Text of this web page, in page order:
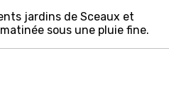
jardins de Sceaux et
sous une pluie fine.